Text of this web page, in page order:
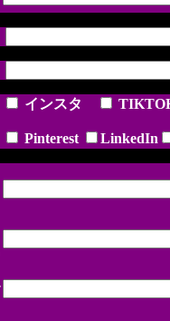
インスタ
Pinterest LinkedIn